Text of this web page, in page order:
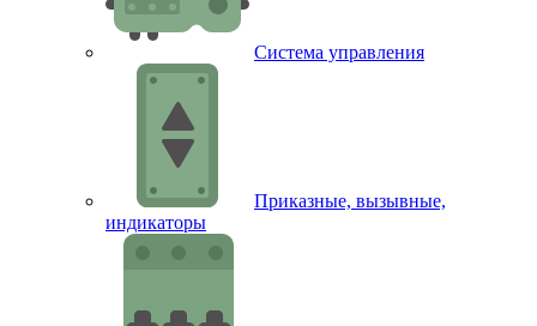
Система управления
Приказные, вызывные,
индикаторы